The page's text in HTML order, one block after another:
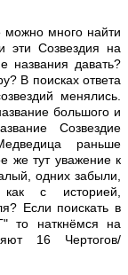
можно много найти
эти Созвездия на
названия давать?
В поисках ответа
менялись.
большого и
Созвездие
раньше
же тут уважение к
одних забыли,
с историей,
Если поискать в
то наткнёмся на
16 Чертогов/